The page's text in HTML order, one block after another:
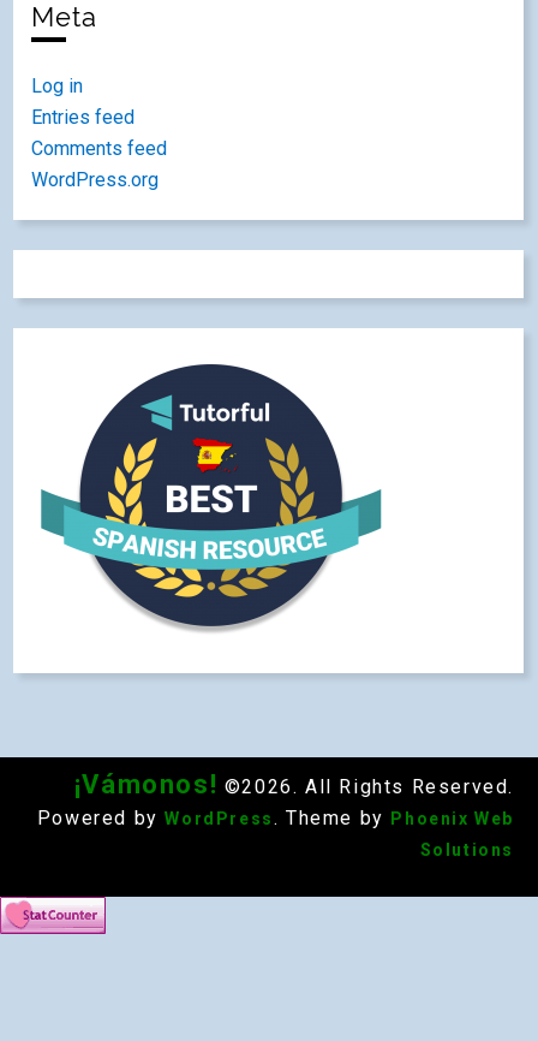
Meta
Log in
Entries feed
Comments feed
WordPress.org
¡Vámonos! ©2026. All Rights Reserved.
Powered by WordPress . Theme by
Phoenix Web
Solutions